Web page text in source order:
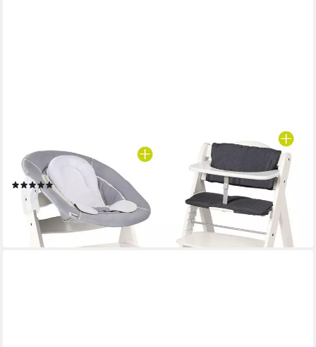
Hochstuhl Beta Plus White - Newborn Set, Babystuhl ab Geburt
inkl. Aufsatz für Neugeborene, Tisch, Sitzauflage
(1)
179,90 € UVP 229,80 €
-22%
lieferbar - in 3-4 Werktagen bei dir